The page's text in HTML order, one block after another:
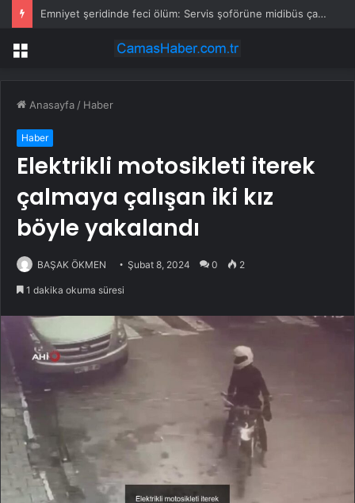
Emniyet şeridinde feci ölüm: Servis şoförüne midibüs çarptı
Menü
Anasayfa / Haber
Haber
Elektrikli motosikleti iterek
çalmaya çalışan iki kız
böyle yakalandı
BAŞAK ÖKMEN Şubat 8, 2024 0 2
1 dakika okuma süresi